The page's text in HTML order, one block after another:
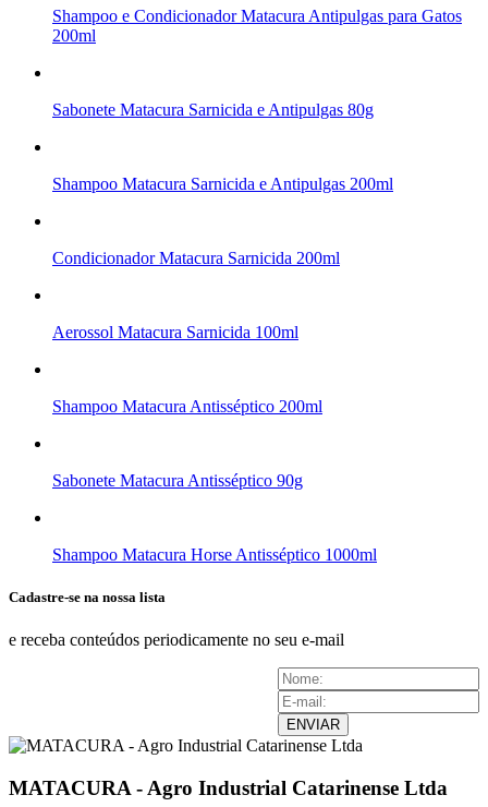
Shampoo e Condicionador Matacura Antipulgas para Gatos
200ml
Sabonete Matacura Sarnicida e Antipulgas 80g
Shampoo Matacura Sarnicida e Antipulgas 200ml
Condicionador Matacura Sarnicida 200ml
Aerossol Matacura Sarnicida 100ml
Shampoo Matacura Antisséptico 200ml
Sabonete Matacura Antisséptico 90g
Shampoo Matacura Horse Antisséptico 1000ml
Cadastre-se na nossa lista
e receba conteúdos periodicamente no seu e-mail
ENVIAR
MATACURA - Agro Industrial Catarinense Ltda